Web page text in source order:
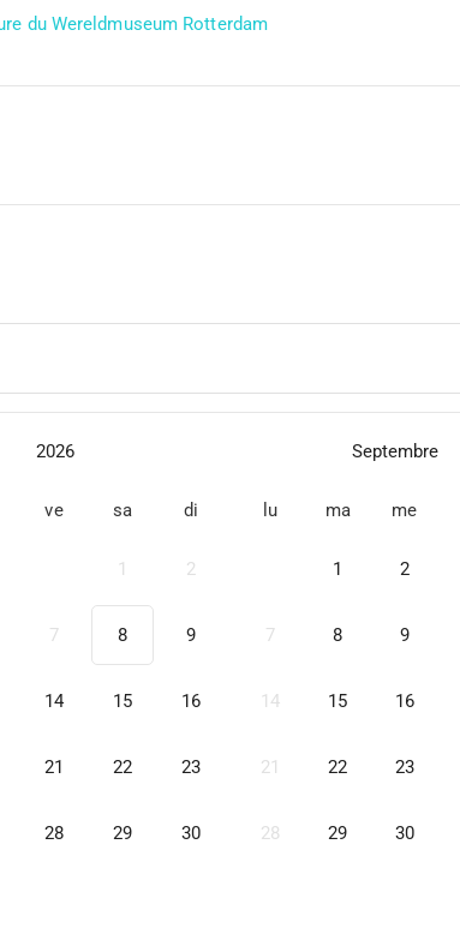
du Wereldmuseum Rotterdam
2026
ve sa di
1 2
7 8 9
14 15 16
21 22 23
28 29 30
Septembre
lu ma me
1 2
7 8 9
14 15 16
21 22 23
28 29 30